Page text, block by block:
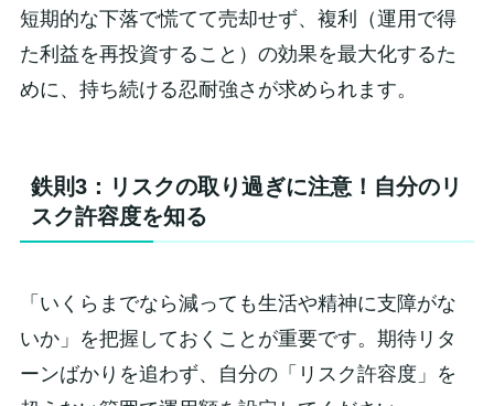
短期的な下落で慌てて売却せず、複利（運用で得
た利益を再投資すること）の効果を最大化するた
めに、持ち続ける忍耐強さが求められます。
鉄則3：リスクの取り過ぎに注意！自分のリ
スク許容度を知る
「いくらまでなら減っても生活や精神に支障がな
いか」を把握しておくことが重要です。期待リタ
ーンばかりを追わず、自分の「リスク許容度」を